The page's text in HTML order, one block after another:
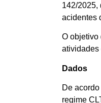
142/2025,
acidentes
O objetivo
atividades
Dados
De
regime